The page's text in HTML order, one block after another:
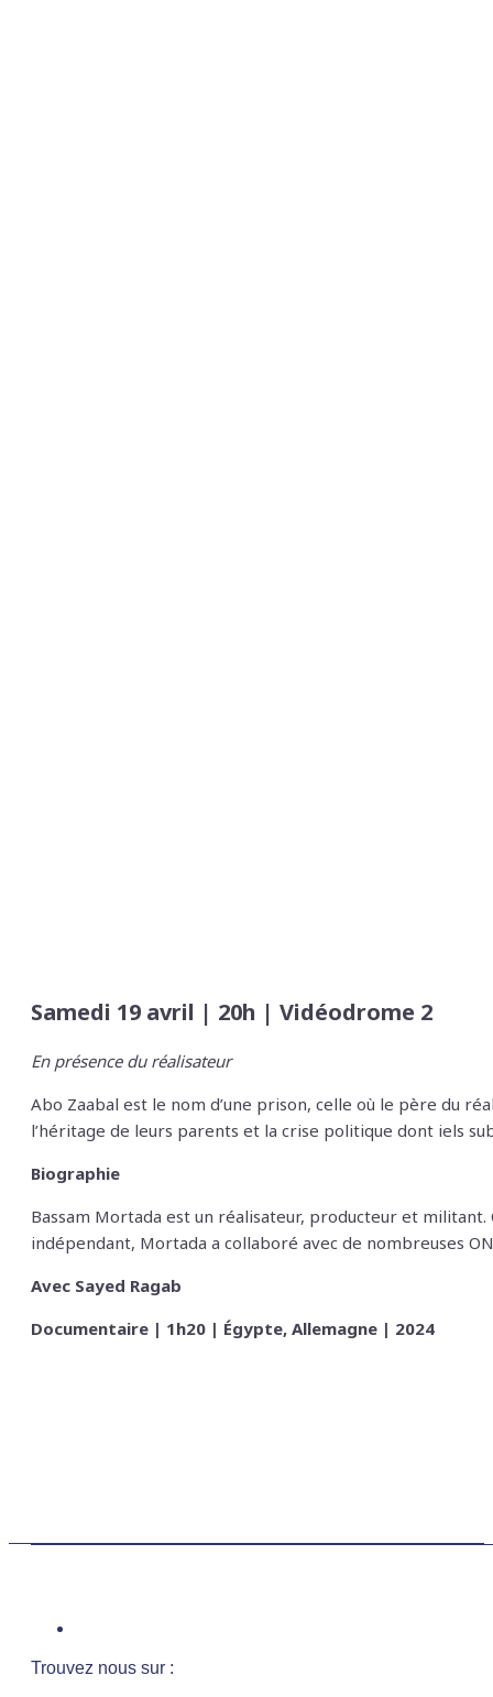
Samedi 19 avril | 20h | Vidéodrome 2
En présence du réalisateur
Abo Zaabal est le nom d’une prison, celle où le père du
l’héritage de leurs parents et la crise politique dont iels
Biographie
Bassam Mortada est un réalisateur, producteur et militant.
indépendant, Mortada a collaboré avec de nombreuses
Avec Sayed Ragab
Documentaire | 1h20 | Égypte, Allemagne | 2024
Trouvez nous sur :